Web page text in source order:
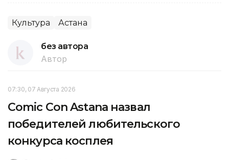
Культура Астана
без автора
Автор
07:30, 07 Августа 2026
Comic Con Astana назвал
победителей любительского
конкурса косплея